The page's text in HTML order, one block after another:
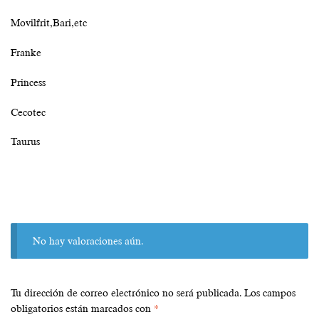
Movilfrit,Bari,etc
Franke
Princess
Cecotec
Taurus
No hay valoraciones aún.
Tu dirección de correo electrónico no será publicada. Los campos
obligatorios están marcados con *